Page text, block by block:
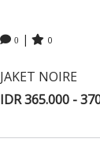
0 | 0
JAKET NOIRE
IDR 365.000 -